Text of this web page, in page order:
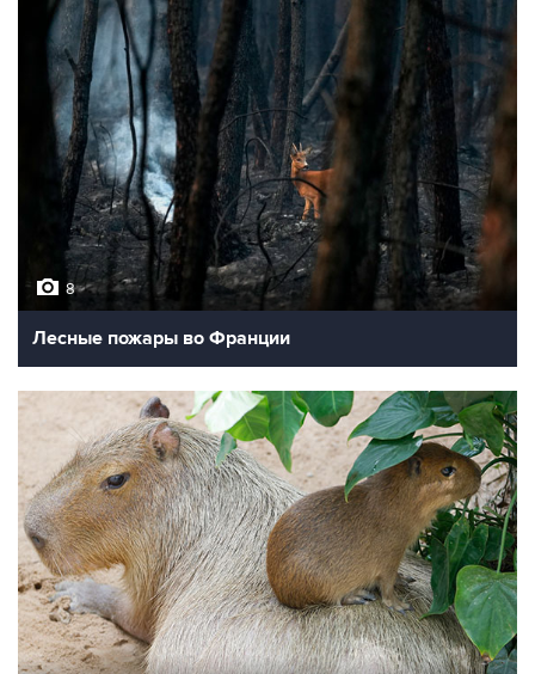
8
Лесные пожары во Франции